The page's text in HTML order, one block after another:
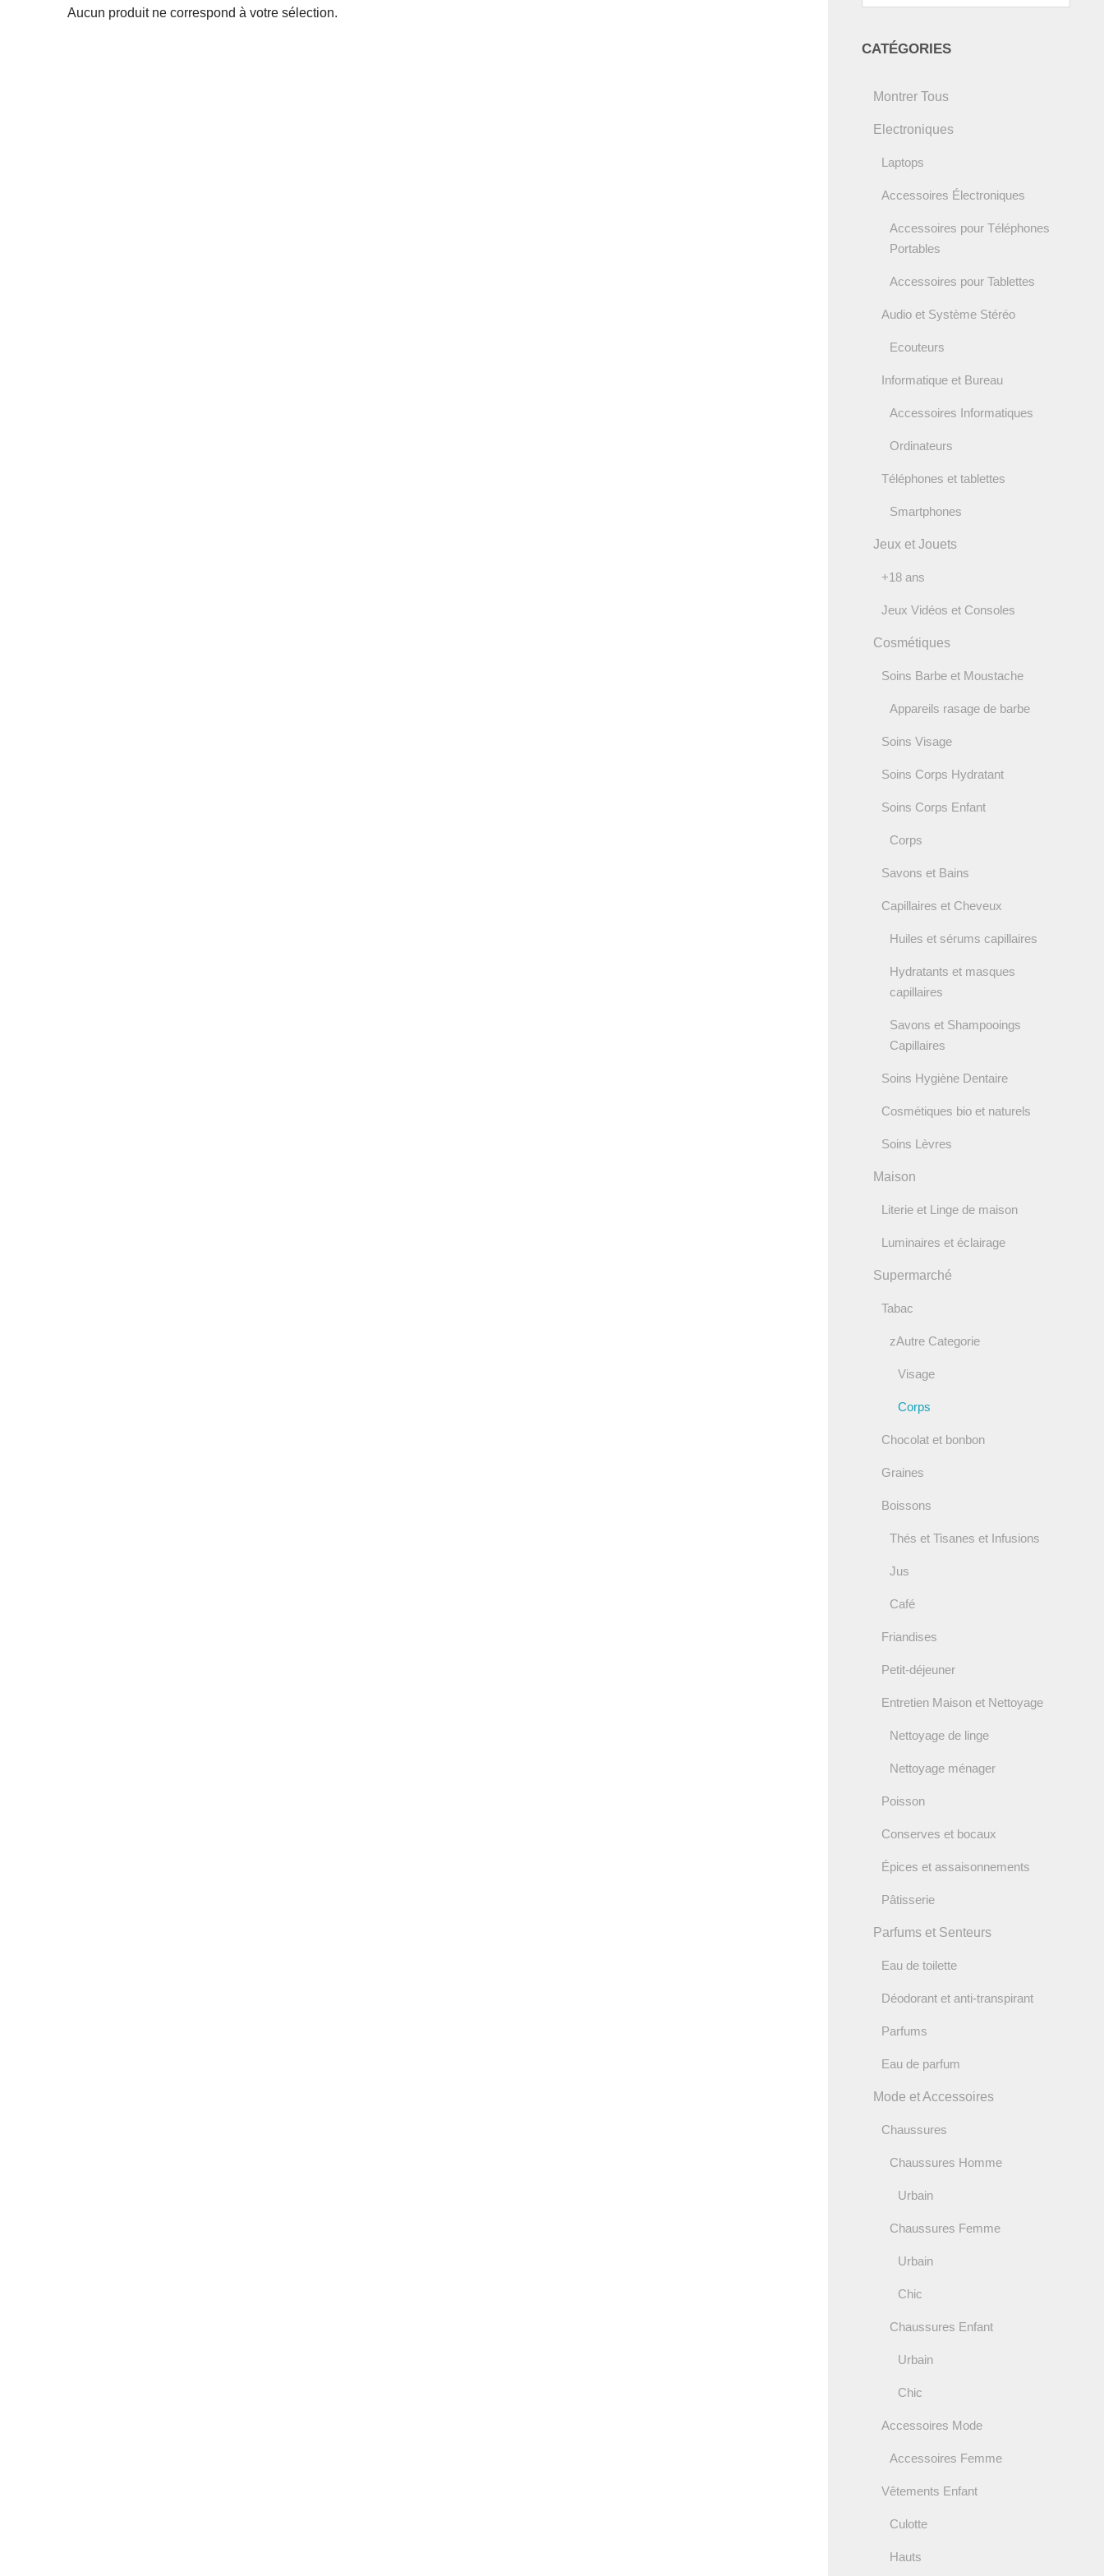
Aucun produit ne correspond à votre sélection.
CATÉGORIES
Montrer Tous
Electroniques
Laptops
Accessoires Électroniques
Accessoires pour Téléphones
Portables
Accessoires pour Tablettes
Audio et Système Stéréo
Ecouteurs
Informatique et Bureau
Accessoires Informatiques
Ordinateurs
Téléphones et tablettes
Smartphones
Jeux et Jouets
+18 ans
Jeux Vidéos et Consoles
Cosmétiques
Soins Barbe et Moustache
Appareils rasage de barbe
Soins Visage
Soins Corps Hydratant
Soins Corps Enfant
Corps
Savons et Bains
Capillaires et Cheveux
Huiles et sérums capillaires
Hydratants et masques
capillaires
Savons et Shampooings
Capillaires
Soins Hygiène Dentaire
Cosmétiques bio et naturels
Soins Lèvres
Maison
Literie et Linge de maison
Luminaires et éclairage
Supermarché
Tabac
zAutre Categorie
Visage
Corps
Chocolat et bonbon
Graines
Boissons
Thés et Tisanes et Infusions
Jus
Café
Friandises
Petit-déjeuner
Entretien Maison et Nettoyage
Nettoyage de linge
Nettoyage ménager
Poisson
Conserves et bocaux
Épices et assaisonnements
Pâtisserie
Parfums et Senteurs
Eau de toilette
Déodorant et anti-transpirant
Parfums
Eau de parfum
Mode et Accessoires
Chaussures
Chaussures Homme
Urbain
Chaussures Femme
Urbain
Chic
Chaussures Enfant
Urbain
Chic
Accessoires Mode
Accessoires Femme
Vêtements Enfant
Culotte
Hauts